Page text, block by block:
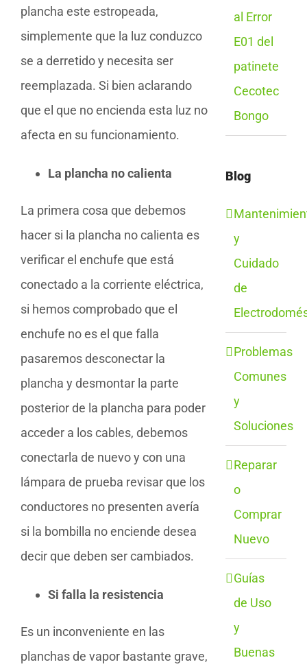
plancha este estropeada,
simplemente que la luz conduzco
se a derretido y necesita ser
reemplazada. Si bien aclarando
que el que no encienda esta luz no
afecta en su funcionamiento.
La plancha no calienta
La primera cosa que debemos
hacer si la plancha no calienta es
verificar el enchufe que está
conectado a la corriente eléctrica,
si hemos comprobado que el
enchufe no es el que falla
pasaremos desconectar la
plancha y desmontar la parte
posterior de la plancha para poder
acceder a los cables, debemos
conectarla de nuevo y con una
lámpara de prueba revisar que los
conductores no presenten avería
si la bombilla no enciende desea
decir que deben ser cambiados.
Si falla la resistencia
Es un inconveniente en las
planchas de vapor bastante grave,
al Error
E01 del
patinete
Cecotec
Bongo
Blog
y
Cuidado
de
Problemas
Comunes
y
Soluciones
Reparar
o
Comprar
Nuevo
Guías
de Uso
y
Buenas